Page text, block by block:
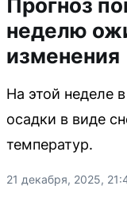
Прогноз
неделю
изменения
На этой неделе
осадки в виде
температур.
21 декабря, 2025,